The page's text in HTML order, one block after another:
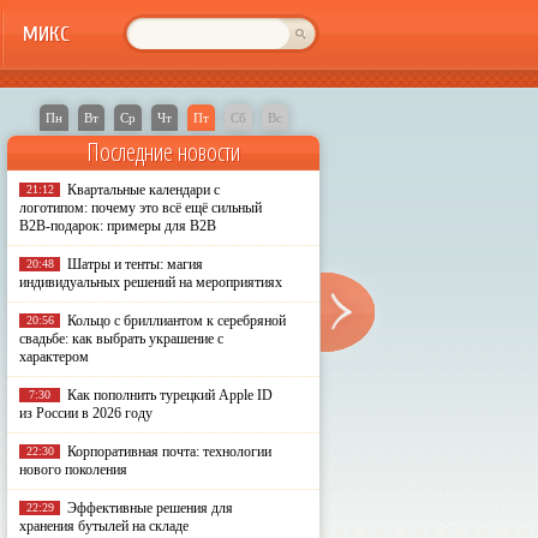
МИКС
Пн Вт Ср Чт Пт Сб Вс
Последние новости
21:12
Квартальные календари с
логотипом: почему это всё ещё сильный
B2B-подарок: примеры для B2B
20:48
Шатры и тенты: магия
индивидуальных решений на мероприятиях
20:56
Кольцо с бриллиантом к серебряной
свадьбе: как выбрать украшение с
характером
7:30
Как пополнить турецкий Apple ID
из России в 2026 году
22:30
Корпоративная почта: технологии
нового поколения
22:29
Эффективные решения для
хранения бутылей на складе